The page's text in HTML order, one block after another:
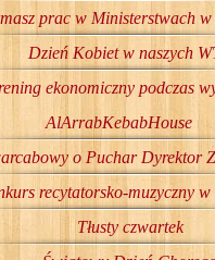
prac w Ministerstwach w
Dzień Kobiet w naszych
ekonomiczny podczas
AlArrabKebabHouse
o Puchar Dyrektor
recytatorsko-muzyczny w
Tłusty czwartek